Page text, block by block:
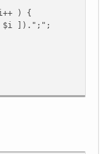
) {
$i ]).";";